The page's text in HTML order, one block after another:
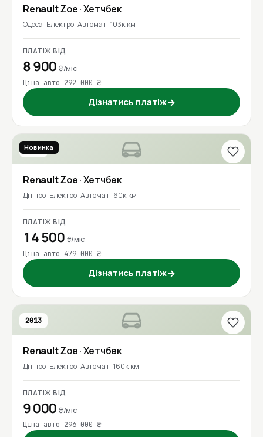
RenaultZoe· Хетчбек
Одеса Електро Автомат 103к км
ПЛАТІЖ ВІД
8 900₴/міс
Ціна авто 292 000 ₴
Дізнатись платіж→
2018
Новинка
RenaultZoe· Хетчбек
Дніпро Електро Автомат 60к км
ПЛАТІЖ ВІД
14 500 ₴/міс
Ціна авто 479 000 ₴
Дізнатись платіж→
2013
RenaultZoe· Хетчбек
Дніпро Електро Автомат 160к км
ПЛАТІЖ ВІД
9 000₴/міс
Ціна авто 296 000 ₴